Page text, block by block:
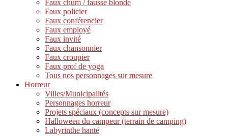
Faux chum / fausse blonde
Faux policier
Faux conférencier
Faux employé
Faux invité
Faux chansonnier
Faux croupier
Faux prof de yoga
Tous nos personnages sur mesure
Horreur
Villes/Municipalités
Personnages horreur
Projets spéciaux (concepts sur mesure)
Halloween du campeur (terrain de camping)
Labyrinthe hanté